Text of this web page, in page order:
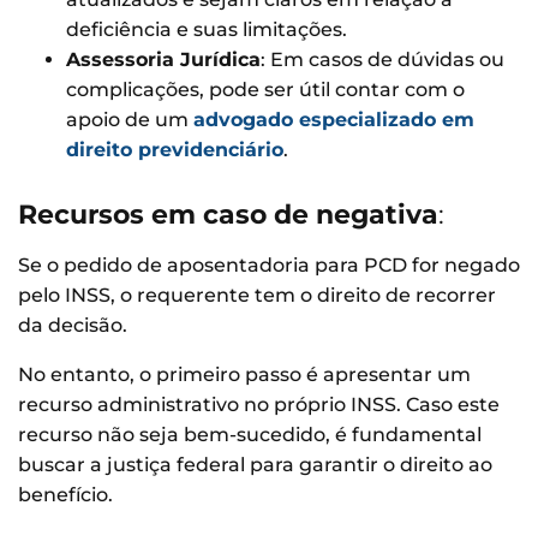
deficiência e suas limitações.
Assessoria Jurídica: Em casos de dúvidas ou
complicações, pode ser útil contar com o
apoio de um advogado especializado em
direito previdenciário.
Recursos em caso de negativa:
Se o pedido de aposentadoria para PCD for negado
pelo INSS, o requerente tem o direito de recorrer
da decisão.
No entanto, o primeiro passo é apresentar um
recurso administrativo no próprio INSS. Caso este
recurso não seja bem-sucedido, é fundamental
buscar a justiça federal para garantir o direito ao
benefício.